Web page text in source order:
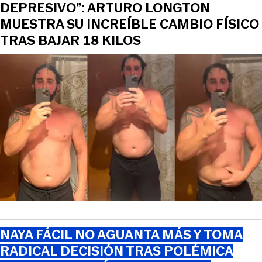
DEPRESIVO”: ARTURO LONGTON
MUESTRA SU INCREÍBLE CAMBIO FÍSICO
TRAS BAJAR 18 KILOS
NAYA FÁCIL NO AGUANTA MÁS Y TOMA
RADICAL DECISIÓN TRAS POLÉMICA